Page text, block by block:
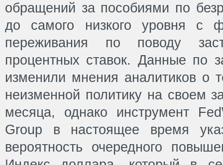
обращений за пособиями по
до самого низкого уровня с
переживания по поводу
процентных ставок. Данные по
изменили мнения аналитиков о
неизменной политику на своем
месяца, однако инструмент
Group в настоящее время
вероятность очередного